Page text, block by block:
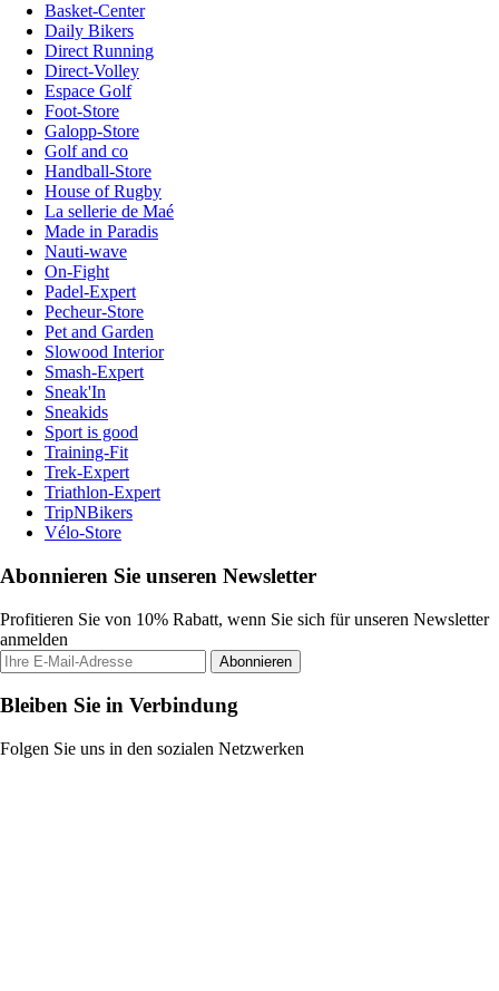
Basket-Center
Daily Bikers
Direct Running
Direct-Volley
Espace Golf
Foot-Store
Galopp-Store
Golf and co
Handball-Store
House of Rugby
La sellerie de Maé
Made in Paradis
Nauti-wave
On-Fight
Padel-Expert
Pecheur-Store
Pet and Garden
Slowood Interior
Smash-Expert
Sneak'In
Sneakids
Sport is good
Training-Fit
Trek-Expert
Triathlon-Expert
TripNBikers
Vélo-Store
Abonnieren Sie unseren Newsletter
Profitieren Sie von 10% Rabatt, wenn Sie sich für unseren Newsletter
anmelden
Abonnieren
Bleiben Sie in Verbindung
Folgen Sie uns in den sozialen Netzwerken